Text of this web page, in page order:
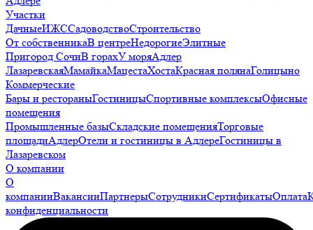
Участки
ДачныеИЖССадоводствоСтроительство
От собственникаВ центреНедорогиеЭлитные
Пригород СочиВ горахУ моряАдлер
ЛазаревскаяМамайкаМацестаХостаКрасная полянаГолицыно
Коммерческие
Бары и рестораныГостиницыСпортивные комплексыОфисные
помещения
Промышленные базыСкладские помещенияТорговые
площадиАдлерОтели и гостиницы в АдлереГостиницы в
Лазаревском
О компании
О
компанииВакансииПартнерыСотрудникиСертификатыОплата
конфиденциальности